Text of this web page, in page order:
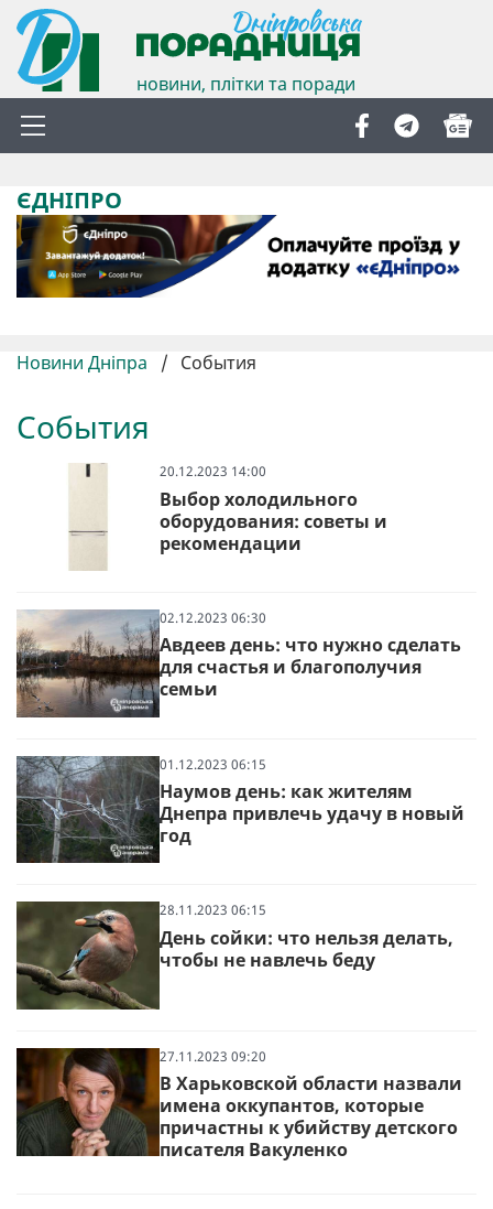
новини, плітки та поради
ЄДНІПРО
Новини Дніпра / События
События
20.12.2023 14:00
Выбор холодильного
оборудования: советы и
рекомендации
02.12.2023 06:30
Авдеев день: что нужно сделать
для счастья и благополучия
семьи
01.12.2023 06:15
Наумов день: как жителям
Днепра привлечь удачу в новый
год
28.11.2023 06:15
День сойки: что нельзя делать,
чтобы не навлечь беду
27.11.2023 09:20
В Харьковской области назвали
имена оккупантов, которые
причастны к убийству детского
писателя Вакуленко